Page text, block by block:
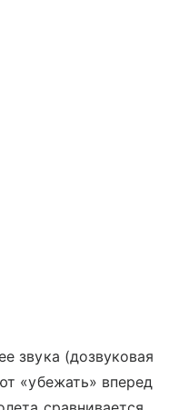
звука (дозвуковая
«убежать» вперед